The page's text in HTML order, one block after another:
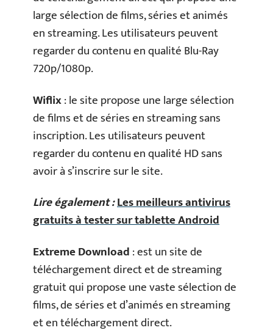
large sélection de films, séries et animés
en streaming. Les utilisateurs peuvent
regarder du contenu en qualité Blu-Ray
720p/1080p.
Wiflix: le site propose une large sélection
de films et de séries en streaming sans
inscription. Les utilisateurs peuvent
regarder du contenu en qualité HD sans
avoir à s’inscrire sur le site.
Lire également :Les meilleurs antivirus
gratuits à tester sur tablette Android
Extreme Download: est un site de
téléchargement direct et de streaming
gratuit qui propose une vaste sélection de
films, de séries et d’animés en streaming
et en téléchargement direct.